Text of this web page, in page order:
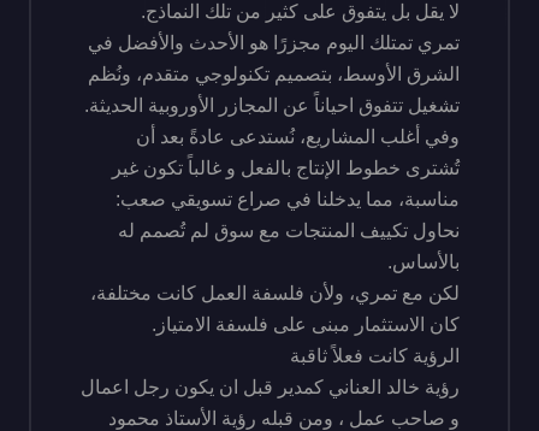
لا يقل بل يتفوق على كثير من تلك النماذج.
تمري تمتلك اليوم مجزرًا هو الأحدث والأفضل في
الشرق الأوسط، بتصميم تكنولوجي متقدم، ونُظم
تشغيل تتفوق احياناً عن المجازر الأوروبية الحديثة.
وفي أغلب المشاريع، نُستدعى عادةً بعد أن
تُشترى خطوط الإنتاج بالفعل و غالباً تكون غير
مناسبة، مما يدخلنا في صراع تسويقي صعب:
نحاول تكييف المنتجات مع سوق لم تُصمم له
بالأساس.
لكن مع تمري، ولأن فلسفة العمل كانت مختلفة،
كان الاستثمار مبنى على فلسفة الامتياز.
الرؤية كانت فعلاً ثاقبة
رؤية خالد العناني كمدير قبل ان يكون رجل اعمال
و صاحب عمل ، ومن قبله رؤية الأستاذ محمود